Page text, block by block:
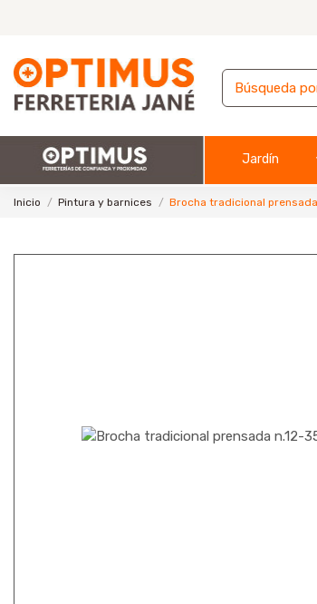
Jardín
Inicio Pintura y barnices Brocha tradicional prensada